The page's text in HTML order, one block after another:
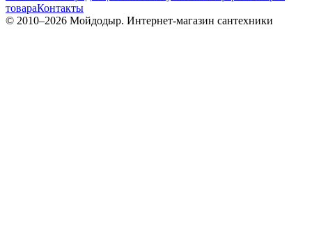
товараКонтакты
© 2010–2026 Мойдодыр. Интернет-магазин сантехники